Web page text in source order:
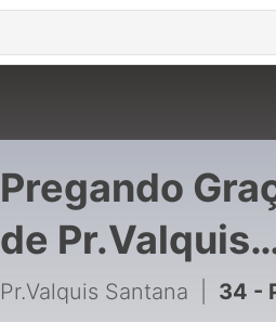
Pregando
de Pr.Valquis
Santana
Pr.Valquis Santana 34 - Principio das boas novas de